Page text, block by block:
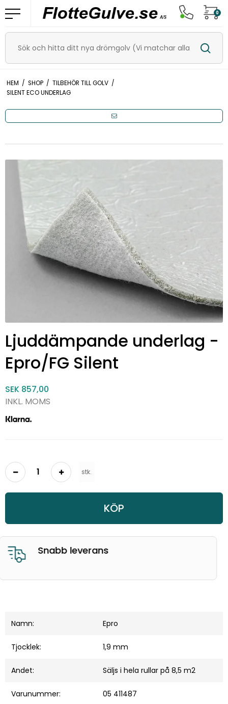
0
HEM / SHOP / TILBEHÖR TILL GOLV /
SILENT ECO UNDERLAG
Ljuddämpande underlag -
Epro/FG Silent
SEK 857,00
INKL. MOMS
stk.
KÖP
Bra kundservice
Namn: Epro
Tjocklek: 1,9 mm
Andet: Säljs i hela rullar på 8,5 m2
Varunummer: 05 411487